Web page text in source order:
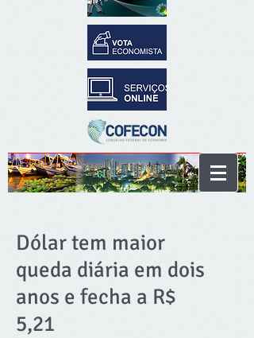
Dólar tem maior
queda diária em dois
anos e fecha a R$
5,21